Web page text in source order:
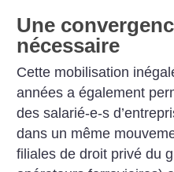
Une
nécessaire
Cette mobilisation
années a également
des salarié-e-s
dans un même
filiales de droit privé du